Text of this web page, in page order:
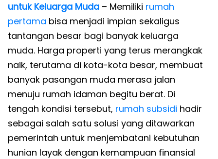
untuk Keluarga Muda – Memiliki rumah
pertama bisa menjadi impian sekaligus
tantangan besar bagi banyak keluarga
muda. Harga properti yang terus merangkak
naik, terutama di kota-kota besar, membuat
banyak pasangan muda merasa jalan
menuju rumah idaman begitu berat. Di
tengah kondisi tersebut, rumah subsidi hadir
sebagai salah satu solusi yang ditawarkan
pemerintah untuk menjembatani kebutuhan
hunian layak dengan kemampuan finansial